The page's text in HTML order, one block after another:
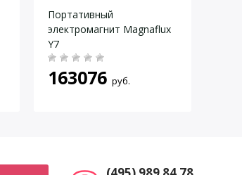
Портативный
электромагнит Magnaflux
Y7
163076 руб.